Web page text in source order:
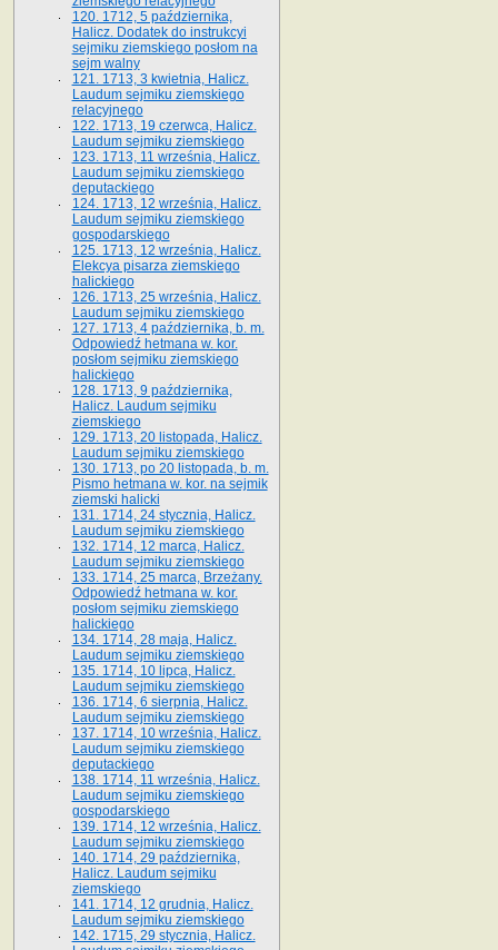
120. 1712, 5 października,
Halicz. Dodatek do instrukcyi
sejmiku ziemskiego posłom na
sejm walny
121. 1713, 3 kwietnia, Halicz.
Laudum sejmiku ziemskiego
relacyjnego
122. 1713, 19 czerwca, Halicz.
Laudum sejmiku ziemskiego
123. 1713, 11 września, Halicz.
Laudum sejmiku ziemskiego
deputackiego
124. 1713, 12 września, Halicz.
Laudum sejmiku ziemskiego
gospodarskiego
125. 1713, 12 września, Halicz.
Elekcya pisarza ziemskiego
halickiego
126. 1713, 25 września, Halicz.
Laudum sejmiku ziemskiego
127. 1713, 4 października, b. m.
Odpowiedź hetmana w. kor.
posłom sejmiku ziemskiego
halickiego
128. 1713, 9 października,
Halicz. Laudum sejmiku
ziemskiego
129. 1713, 20 listopada, Halicz.
Laudum sejmiku ziemskiego
130. 1713, po 20 listopada, b. m.
Pismo hetmana w. kor. na sejmik
ziemski halicki
131. 1714, 24 stycznia, Halicz.
Laudum sejmiku ziemskiego
132. 1714, 12 marca, Halicz.
Laudum sejmiku ziemskiego
133. 1714, 25 marca, Brzeżany.
Odpowiedź hetmana w. kor.
posłom sejmiku ziemskiego
halickiego
134. 1714, 28 maja, Halicz.
Laudum sejmiku ziemskiego
135. 1714, 10 lipca, Halicz.
Laudum sejmiku ziemskiego
136. 1714, 6 sierpnia, Halicz.
Laudum sejmiku ziemskiego
137. 1714, 10 września, Halicz.
Laudum sejmiku ziemskiego
deputackiego
138. 1714, 11 września, Halicz.
Laudum sejmiku ziemskiego
gospodarskiego
139. 1714, 12 września, Halicz.
Laudum sejmiku ziemskiego
140. 1714, 29 października,
Halicz. Laudum sejmiku
ziemskiego
141. 1714, 12 grudnia, Halicz.
Laudum sejmiku ziemskiego
142. 1715, 29 stycznia, Halicz.